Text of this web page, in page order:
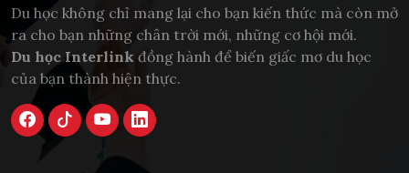
Du học không chỉ mang lại cho bạn kiến thức mà còn mở
ra cho bạn những chân trời mới, những cơ hội mới.
Du học Interlink đồng hành để biến giấc mơ du học
của bạn thành hiện thực.